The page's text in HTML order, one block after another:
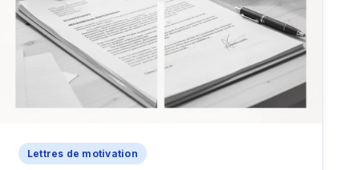
Lettres de motivation